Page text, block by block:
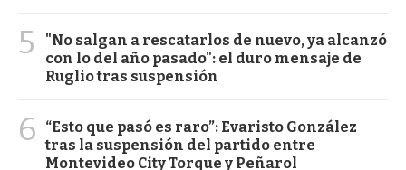
5
"No salgan a rescatarlos de nuevo, ya alcanzó
con lo del año pasado": el duro mensaje de
Ruglio tras suspensión
6
“Esto que pasó es raro”: Evaristo González
tras la suspensión del partido entre
Montevideo City Torque y Peñarol